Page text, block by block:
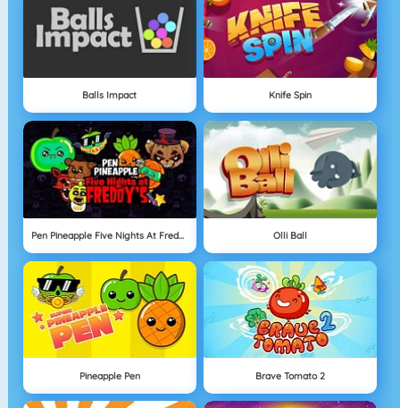
Balls Impact Knife Spin
Pen Pineapple Five Nights At Freddy's Olli Ball
Pineapple Pen Brave Tomato 2